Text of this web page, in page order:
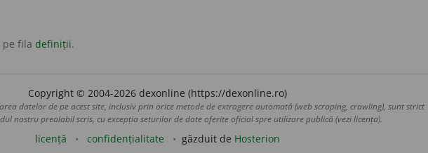
pe fila definiții.
Copyright © 2004-2026 dexonline (https://dexonline.ro)
datelor de pe acest site, inclusiv prin orice metode de extragere automată (web scraping, crawling), sunt strict
nostru prealabil scris, cu excepția seturilor de date oferite oficial spre utilizare publică (vezi licența).
licență confidențialitate găzduit de Hosterion